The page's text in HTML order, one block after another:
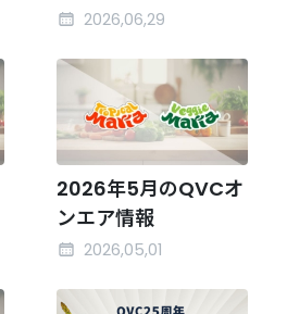
2026,06,29
2026年5月のQVCオ
ンエア情報
2026,05,01